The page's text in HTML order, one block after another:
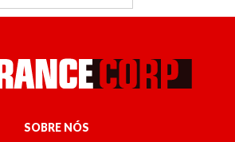
SOBRE NÓS